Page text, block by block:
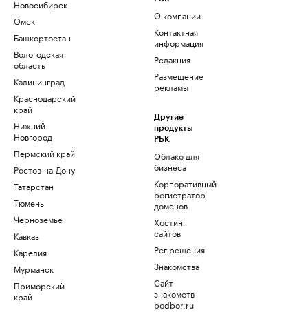
Новосибирск
Омск
Башкортостан
Вологодская
область
Калининград
Краснодарский
край
Нижний
Новгород
Пермский край
Ростов-на-Дону
Татарстан
Тюмень
Черноземье
Кавказ
Карелия
Мурманск
Приморский
край
О компании
Контактная
информация
Редакция
Размещение
рекламы
Другие
продукты
РБК
Облако для
бизнеса
Корпоративный
регистратор
доменов
Хостинг
сайтов
Рег.решения
Знакомства
Сайт
знакомств
podbor.ru